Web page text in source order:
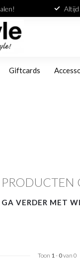
Giftcards
GA VERDER MET
Toon 1- 0van 0